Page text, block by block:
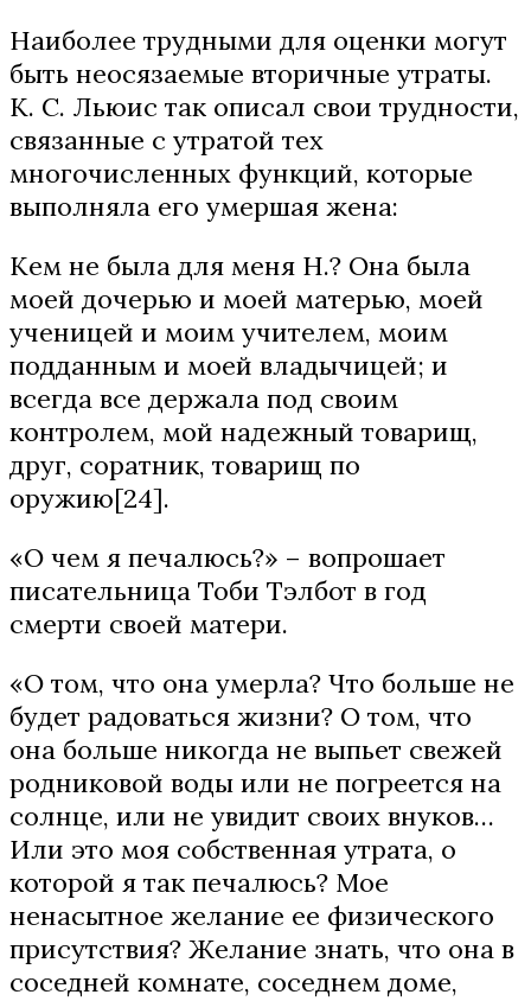
Наиболее трудными для оценки могут
быть неосязаемые вторичные утраты.
К. С. Льюис так описал свои трудности,
связанные с утратой тех
многочисленных функций, которые
выполняла его умершая жена:
Кем не была для меня Н.? Она была
моей дочерью и моей матерью, моей
ученицей и моим учителем, моим
подданным и моей владычицей; и
всегда все держала под своим
контролем, мой надежный товарищ,
друг, соратник, товарищ по
оружию[24].
«О чем я печалюсь?» – вопрошает
писательница Тоби Тэлбот в год
смерти своей матери.
«О том, что она умерла? Что больше не
будет радоваться жизни? О том, что
она больше никогда не выпьет свежей
родниковой воды или не погреется на
солнце, или не увидит своих внуков…
Или это моя собственная утрата, о
которой я так печалюсь? Мое
ненасытное желание ее физического
присутствия? Желание знать, что она в
соседней комнате, соседнем доме,